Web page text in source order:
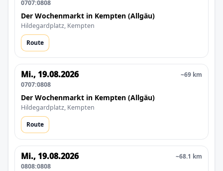
0707:0808
Der Wochenmarkt in Kempten (Allgäu)
Hildegardplatz, Kempten
Route
Mi., 19.08.2026
0707:0808
~69 km
Der Wochenmarkt in Kempten (Allgäu)
Hildegardplatz, Kempten
Route
Mi., 19.08.2026
0808:0808
~68.1 km